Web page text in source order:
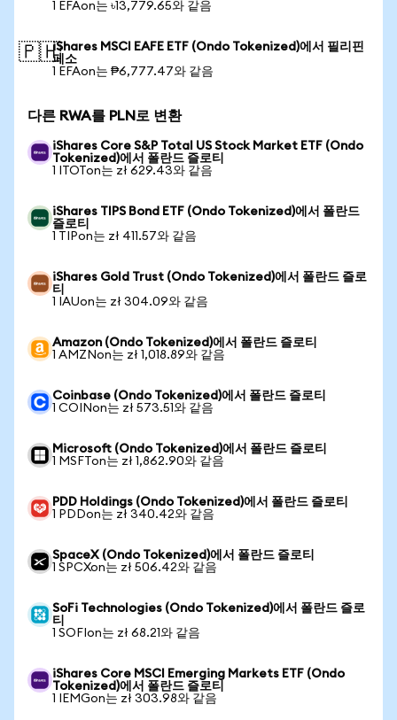
1 EFAon는 ৳13,779.65와 같음
🇵🇭iShares MSCI EAFE ETF (Ondo Tokenized)에서 필리핀
페소
1 EFAon는 ₱6,777.47와 같음
다른 RWA를 PLN로 변환
iShares Core S&P Total US Stock Market ETF (Ondo
Tokenized)에서 폴란드 즐로티
1 ITOTon는 zł 629.43와 같음
iShares TIPS Bond ETF (Ondo Tokenized)에서 폴란드
즐로티
1 TIPon는 zł 411.57와 같음
iShares Gold Trust (Ondo Tokenized)에서 폴란드 즐로
티
1 IAUon는 zł 304.09와 같음
Amazon (Ondo Tokenized)에서 폴란드 즐로티
1 AMZNon는 zł 1,018.89와 같음
Coinbase (Ondo Tokenized)에서 폴란드 즐로티
1 COINon는 zł 573.51와 같음
Microsoft (Ondo Tokenized)에서 폴란드 즐로티
1 MSFTon는 zł 1,862.90와 같음
PDD Holdings (Ondo Tokenized)에서 폴란드 즐로티
1 PDDon는 zł 340.42와 같음
SpaceX (Ondo Tokenized)에서 폴란드 즐로티
1 SPCXon는 zł 506.42와 같음
SoFi Technologies (Ondo Tokenized)에서 폴란드 즐로
티
1 SOFIon는 zł 68.21와 같음
iShares Core MSCI Emerging Markets ETF (Ondo
Tokenized)에서 폴란드 즐로티
1 IEMGon는 zł 303.98와 같음